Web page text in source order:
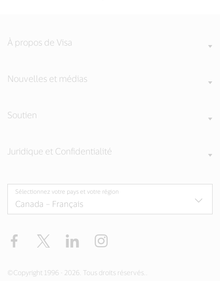
À propos de Visa
Nouvelles et médias
Soutien
Juridique et Confidentialité
Sélectionnez votre pays et votre région
Facebook Twitter LinkedIn
©Copyright 1996 - 2026. Tous droits réservés..